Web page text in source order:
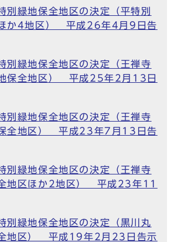
別緑地保全地区の決定（平特別
か4地区） 平成26年4月9日告
別緑地保全地区の決定（王禅寺
保全地区） 平成25年2月13日
別緑地保全地区の決定（王禅寺
全地区） 平成23年7月13日告
別緑地保全地区の決定（王禅寺
地区ほか2地区） 平成23年11
別緑地保全地区の決定（黒川丸
地区） 平成19年2月23日告示